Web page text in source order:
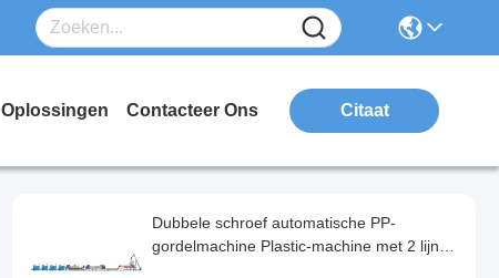
Oplossingen Contacteer Ons Citaat
Dubbele schroef automatische PP-
gordelmachine Plastic-machine met 2 lijnen